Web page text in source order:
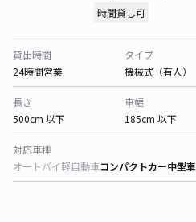
時間貸し可
貸出時間
24時間営業
タイプ
機械式（有人）
長さ
500cm 以下
車幅
185cm 以下
対応車種
オートバイ軽自動車コンパクトカー中型車